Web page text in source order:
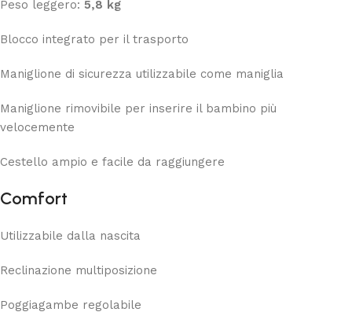
Peso leggero: 5,8 kg
Blocco integrato per il trasporto
Maniglione di sicurezza utilizzabile come maniglia
Maniglione rimovibile per inserire il bambino più
velocemente
Cestello ampio e facile da raggiungere
Comfort
Utilizzabile dalla nascita
Reclinazione multiposizione
Poggiagambe regolabile